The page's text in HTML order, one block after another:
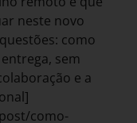
neste novo
como
sem
e a
como-